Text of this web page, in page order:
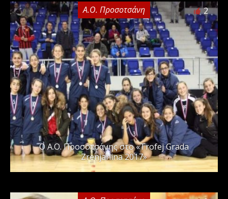
Α.Ο. Προσοτσάνη 2
O A.O. Προσοτσάνης στο «Trofej Grada
Zrenjanina 2017»